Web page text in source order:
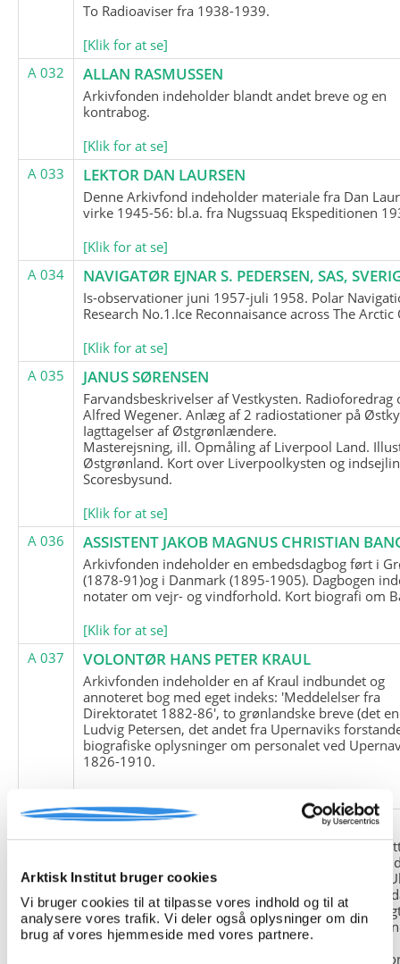
Arktisk Institut bruger cookies
Vi bruger cookies til at tilpasse vores indhold og til at
analysere vores trafik. Vi deler også oplysninger om din
brug af vores hjemmeside med vores partnere.
To Radioaviser fra 1938-1939.
[Klik for at se]
A 032
ALLAN RASMUSSEN
Arkivfonden indeholder blandt andet breve og en
kontrabog.
[Klik for at se]
A 033
LEKTOR DAN LAURSEN
Denne Arkivfond indeholder materiale fra Dan
virke 1945-56: bl.a. fra Nugssuaq Ekspeditionen
[Klik for at se]
A 034
NAVIGATØR EJNAR S. PEDERSEN, SAS,
Is-observationer juni 1957-juli 1958. Polar
Research No.1.Ice Reconnaisance across The Arctic
[Klik for at se]
A 035
JANUS SØRENSEN
Farvandsbeskrivelser af Vestkysten. Radioforedrag
Alfred Wegener. Anlæg af 2 radiostationer på
Iagttagelser af Østgrønlændere.
Masterejsning, ill. Opmåling af Liverpool Land.
Østgrønland. Kort over Liverpoolkysten og
Scoresbysund.
[Klik for at se]
A 036
ASSISTENT JAKOB MAGNUS CHRISTIAN
Arkivfonden indeholder en embedsdagbog ført i
(1878-91)og i Danmark (1895-1905). Dagbogen
notater om vejr- og vindforhold. Kort biografi om
[Klik for at se]
A 037
VOLONTØR HANS PETER KRAUL
Arkivfonden indeholder en af Kraul indbundet og
annoteret bog med eget indeks: 'Meddelelser fra
Direktoratet 1882-86', to grønlandske breve (det
Ludvig Petersen, det andet fra Upernaviks
biografiske oplysninger om personalet ved
1826-1910.
A 038
FRIEDRICH LITTMANN
Denne arkivfond indeholder en kopi af Friedrich
upublicerede erindringer. Originalen befinder sig i
tyske historiker Franz Selingers privatarkiv i byen
Tyskland. Friedrich Littmann var en af de tyske
der var med i vejrstationen "Holzauge" i Hansa
Nordøstgrønland under Anden Verdenskrig.
"Holzauge" blev opdaget af Nordøstgrønlands
Slædepatrulje med Eli Knudsen som medlem og